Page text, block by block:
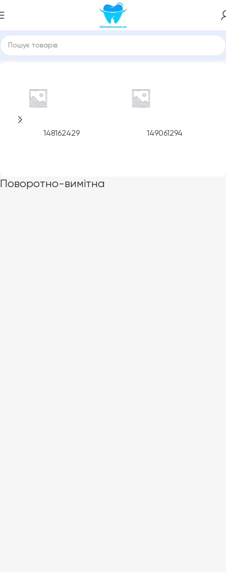
Головна Product Технологія чищення Поворотно-вимітна
148162429 149061294
Поворотно-вимітна